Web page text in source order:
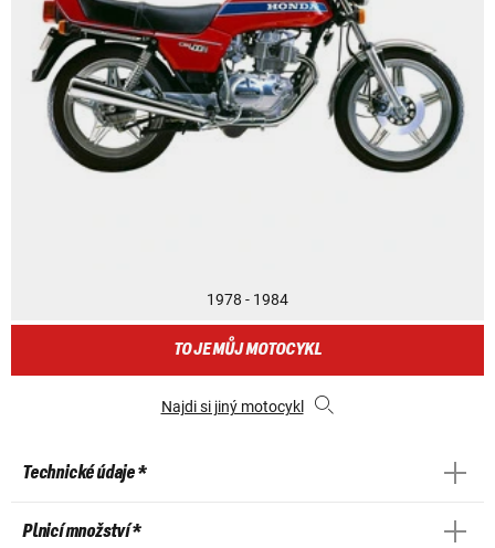
1978 - 1984
TO JE MŮJ MOTOCYKL
Najdi si jiný motocykl
Technické údaje *
Plnicí množství *